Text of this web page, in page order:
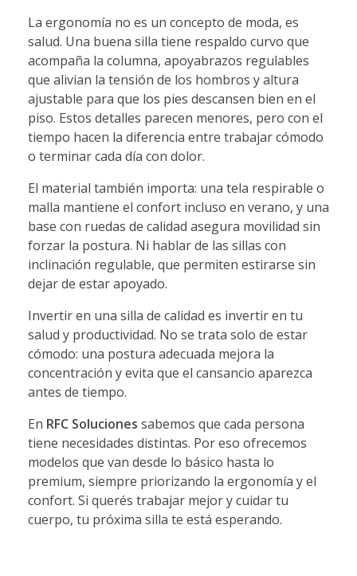
La ergonomía no es un concepto de moda, es
salud. Una buena silla tiene respaldo curvo que
acompaña la columna, apoyabrazos regulables
que alivian la tensión de los hombros y altura
ajustable para que los pies descansen bien en el
piso. Estos detalles parecen menores, pero con el
tiempo hacen la diferencia entre trabajar cómodo
o terminar cada día con dolor.
El material también importa: una tela respirable o
malla mantiene el confort incluso en verano, y una
base con ruedas de calidad asegura movilidad sin
forzar la postura. Ni hablar de las sillas con
inclinación regulable, que permiten estirarse sin
dejar de estar apoyado.
Invertir en una silla de calidad es invertir en tu
salud y productividad. No se trata solo de estar
cómodo: una postura adecuada mejora la
concentración y evita que el cansancio aparezca
antes de tiempo.
En RFC Soluciones sabemos que cada persona
tiene necesidades distintas. Por eso ofrecemos
modelos que van desde lo básico hasta lo
premium, siempre priorizando la ergonomía y el
confort. Si querés trabajar mejor y cuidar tu
cuerpo, tu próxima silla te está esperando.